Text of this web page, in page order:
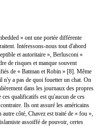
» ont une portée différente
Intéressons-nous tout d'abord
et autoritaire », Berlusconi «
de risques et manque souvent
de « Batman et Robin » [8]. Même
n'y a pas de quoi fouetter un chat. On
dans les journaux des propres
qualificatifs est qu'aucun de ces
Ils ont assuré les américains
côté, Chavez est traité de « fou »,
assoiffé de pouvoir, certes